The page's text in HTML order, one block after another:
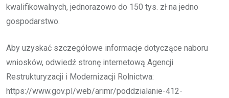
kwalifikowalnych, jednorazowo do 150 tys. zł na jedno
gospodarstwo.
Aby uzyskać szczegółowe informacje dotyczące naboru
wniosków, odwiedź stronę internetową Agencji
Restrukturyzacji i Modernizacji Rolnictwa:
https://www.gov.pl/web/arimr/poddzialanie-412-